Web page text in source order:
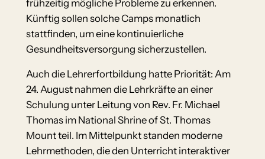
frühzeitig mögliche Probleme zu erkennen.
Künftig sollen solche Camps monatlich
stattfinden, um eine kontinuierliche
Gesundheitsversorgung sicherzustellen.
Auch die Lehrerfortbildung hatte Priorität: Am
24. August nahmen die Lehrkräfte an einer
Schulung unter Leitung von Rev. Fr. Michael
Thomas im National Shrine of St. Thomas
Mount teil. Im Mittelpunkt standen moderne
Lehrmethoden, die den Unterricht interaktiver